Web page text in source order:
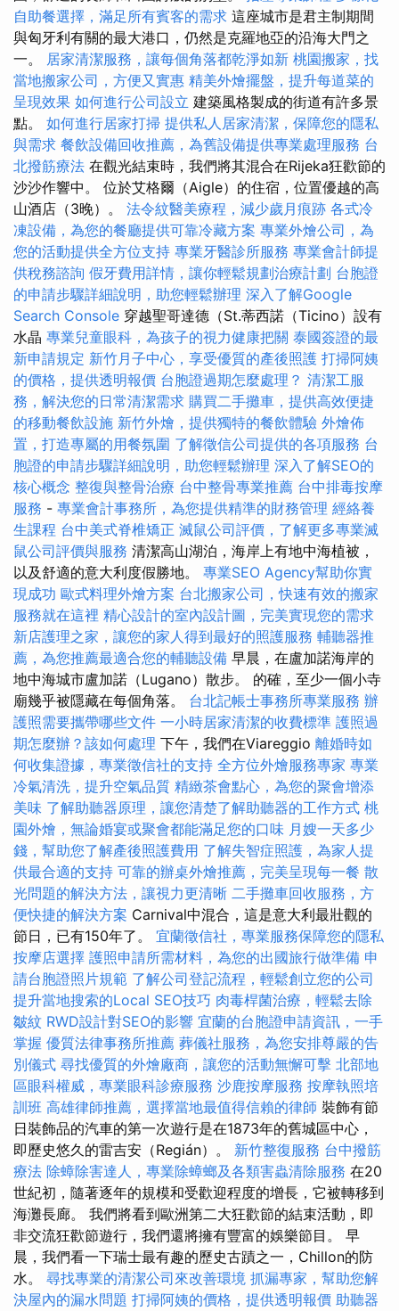
自助餐選擇，滿足所有賓客的需求 這座城市是君主制期間
與匈牙利有關的最大港口，仍然是克羅地亞的沿海大門之
一。 居家清潔服務，讓每個角落都乾淨如新 桃園搬家，找
當地搬家公司，方便又實惠 精美外燴擺盤，提升每道菜的
呈現效果 如何進行公司設立 建築風格製成的街道有許多景
點。 如何進行居家打掃 提供私人居家清潔，保障您的隱私
與需求 餐飲設備回收推薦，為舊設備提供專業處理服務 台
北撥筋療法 在觀光結束時，我們將其混合在Rijeka狂歡節的
沙沙作響中。 位於艾格爾（Aigle）的住宿，位置優越的高
山酒店（3晚）。 法令紋醫美療程，減少歲月痕跡 各式冷
凍設備，為您的餐廳提供可靠冷藏方案 專業外燴公司，為
您的活動提供全方位支持 專業牙醫診所服務 專業會計師提
供稅務諮詢 假牙費用詳情，讓你輕鬆規劃治療計劃 台胞證
的申請步驟詳細說明，助您輕鬆辦理 深入了解Google
Search Console 穿越聖哥達德（St.蒂西諾（Ticino）設有
水晶 專業兒童眼科，為孩子的視力健康把關 泰國簽證的最
新申請規定 新竹月子中心，享受優質的產後照護 打掃阿姨
的價格，提供透明報價 台胞證過期怎麼處理？ 清潔工服
務，解決您的日常清潔需求 購買二手攤車，提供高效便捷
的移動餐飲設施 新竹外燴，提供獨特的餐飲體驗 外燴佈
置，打造專屬的用餐氛圍 了解徵信公司提供的各項服務 台
胞證的申請步驟詳細說明，助您輕鬆辦理 深入了解SEO的
核心概念 整復與整骨治療 台中整骨專業推薦 台中排毒按摩
服務 - 專業會計事務所，為您提供精準的財務管理 經絡養
生課程 台中美式脊椎矯正 滅鼠公司評價，了解更多專業滅
鼠公司評價與服務 清潔高山湖泊，海岸上有地中海植被，
以及舒適的意大利度假勝地。 專業SEO Agency幫助你實
現成功 歐式料理外燴方案 台北搬家公司，快速有效的搬家
服務就在這裡 精心設計的室內設計圖，完美實現您的需求
新店護理之家，讓您的家人得到最好的照護服務 輔聽器推
薦，為您推薦最適合您的輔聽設備 早晨，在盧加諾海岸的
地中海城市盧加諾（Lugano）散步。 的確，至少一個小寺
廟幾乎被隱藏在每個角落。 台北記帳士事務所專業服務 辦
護照需要攜帶哪些文件 一小時居家清潔的收費標準 護照過
期怎麼辦？該如何處理 下午，我們在Viareggio 離婚時如
何收集證據，專業徵信社的支持 全方位外燴服務專家 專業
冷氣清洗，提升空氣品質 精緻茶會點心，為您的聚會增添
美味 了解助聽器原理，讓您清楚了解助聽器的工作方式 桃
園外燴，無論婚宴或聚會都能滿足您的口味 月嫂一天多少
錢，幫助您了解產後照護費用 了解失智症照護，為家人提
供最合適的支持 可靠的辦桌外燴推薦，完美呈現每一餐 散
光問題的解決方法，讓視力更清晰 二手攤車回收服務，方
便快捷的解決方案 Carnival中混合，這是意大利最壯觀的
節日，已有150年了。 宜蘭徵信社，專業服務保障您的隱私
按摩店選擇 護照申請所需材料，為您的出國旅行做準備 申
請台胞證照片規範 了解公司登記流程，輕鬆創立您的公司
提升當地搜索的Local SEO技巧 肉毒桿菌治療，輕鬆去除
皺紋 RWD設計對SEO的影響 宜蘭的台胞證申請資訊，一手
掌握 優質法律事務所推薦 葬儀社服務，為您安排尊嚴的告
別儀式 尋找優質的外燴廠商，讓您的活動無懈可擊 北部地
區眼科權威，專業眼科診療服務 沙鹿按摩服務 按摩執照培
訓班 高雄律師推薦，選擇當地最值得信賴的律師 裝飾有節
日裝飾品的汽車的第一次遊行是在1873年的舊城區中心，
即歷史悠久的雷吉安（Regián）。 新竹整復服務 台中撥筋
療法 除蟑除害達人，專業除蟑螂及各類害蟲清除服務 在20
世紀初，隨著逐年的規模和受歡迎程度的增長，它被轉移到
海灘長廊。 我們將看到歐洲第二大狂歡節的結束活動，即
非交流狂歡節遊行，我們還將擁有豐富的娛樂節目。 早
晨，我們看一下瑞士最有趣的歷史古蹟之一，Chillon的防
水。 尋找專業的清潔公司來改善環境 抓漏專家，幫助您解
決屋內的漏水問題 打掃阿姨的價格，提供透明報價 助聽器